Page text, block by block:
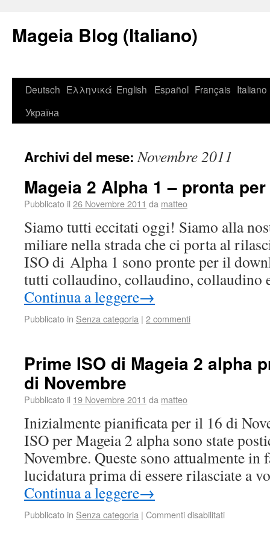
Mageia Blog (Italiano)
Deutsch Ελληνικά English Español Français Italiano
Україна
Archivi del mese:Novembre 2011
Mageia 2 Alpha 1 – pronta
Pubblicato il 26 Novembre 2011 da matteo
Siamo tutti eccitati oggi! Siamo alla
miliare nella strada che ci porta al
ISO di Alpha 1 sono pronte per il
tutti collaudino, collaudino, collaudino
Continua a leggere→
Pubblicato in Senza categoria | 2 commenti
Prime ISO di Mageia 2 alpha
di Novembre
Pubblicato il 19 Novembre 2011 da matteo
Inizialmente pianificata per il 16 di
ISO per Mageia 2 alpha sono state
Novembre. Queste sono attualmente in
lucidatura prima di essere rilasciate a
Continua a leggere→
Pubblicato in Senza categoria | Commenti disabilitati